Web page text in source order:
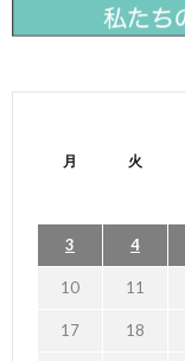
月 火
3 4
10 11
17 18